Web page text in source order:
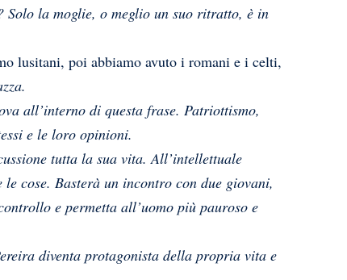
Solo la moglie, o meglio un suo ritratto, è in
lusitani, poi abbiamo avuto i romani e i celti,
all’interno di questa frase. Patriottismo,
e le loro opinioni.
tutta la sua vita. All’intellettuale
cose. Basterà un incontro con due giovani,
e permetta all’uomo più pauroso e
diventa protagonista della propria vita e